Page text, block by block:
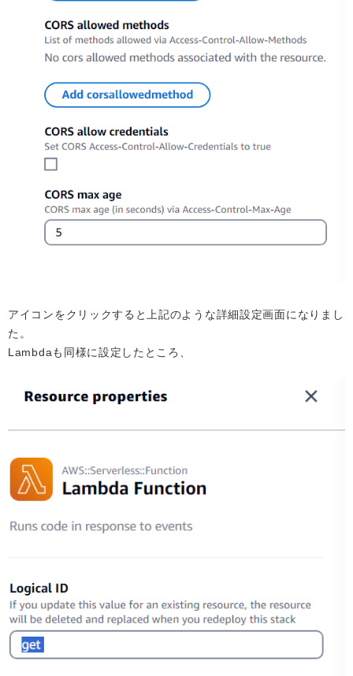
アイコンをクリックすると上記のような詳細設定画面になりまし
た。
Lambdaも同様に設定したところ、